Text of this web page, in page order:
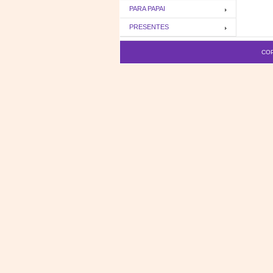
PARA PAPAI
PRESENTES